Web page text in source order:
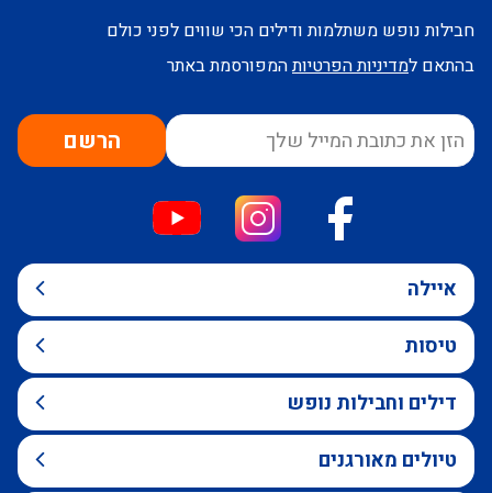
חבילות נופש משתלמות ודילים הכי שווים לפני כולם
בהתאם למדיניות הפרטיותהמפורסמת באתר
הרשם
איילה
טיסות
דילים וחבילות נופש
טיולים מאורגנים